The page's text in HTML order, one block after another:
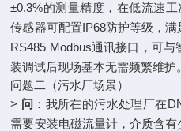
±0.3%的测量精度，在低流速
传感器可配置IP68防护等级，
RS485 Modbus通讯接口，可
装调试后现场基本无需频繁维护。
问题二（污水厂场景）
> 问 ：我所在的污水处理厂在
需要安装电磁流量计，介质含